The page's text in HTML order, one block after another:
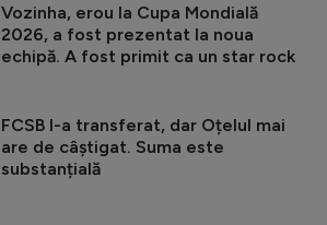
Vozinha, erou la Cupa Mondială
2026, a fost prezentat la noua
echipă. A fost primit ca un star rock
FCSB l-a transferat, dar Oțelul mai
are de câștigat. Suma este
substanțială